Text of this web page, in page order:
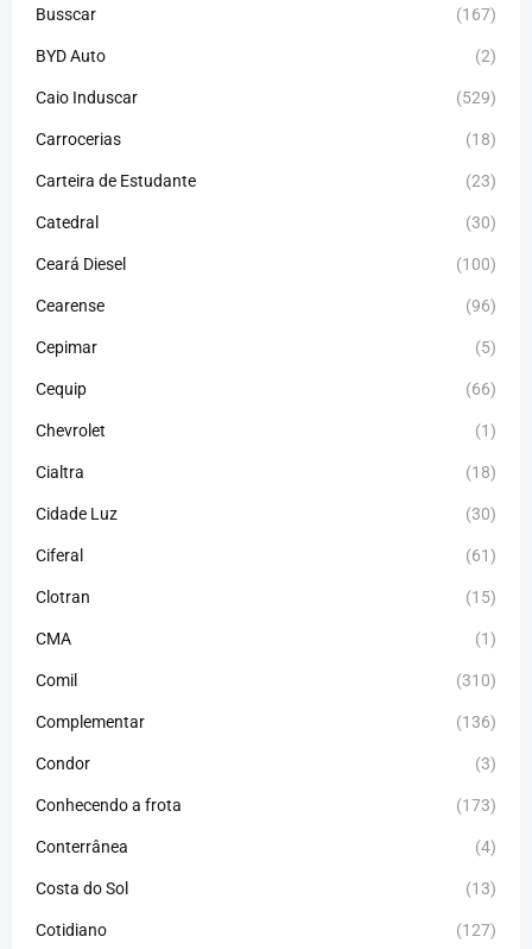
Busscar (167)
BYD Auto (2)
Caio Induscar (529)
Carrocerias (18)
Carteira de Estudante (23)
Catedral (30)
Ceará Diesel (100)
Cearense (96)
Cepimar (5)
Cequip (66)
Chevrolet (1)
Cialtra (18)
Cidade Luz (30)
Ciferal (61)
Clotran (15)
CMA (1)
Comil (310)
Complementar (136)
Condor (3)
Conhecendo a frota (173)
Conterrânea (4)
Costa do Sol (13)
Cotidiano (127)